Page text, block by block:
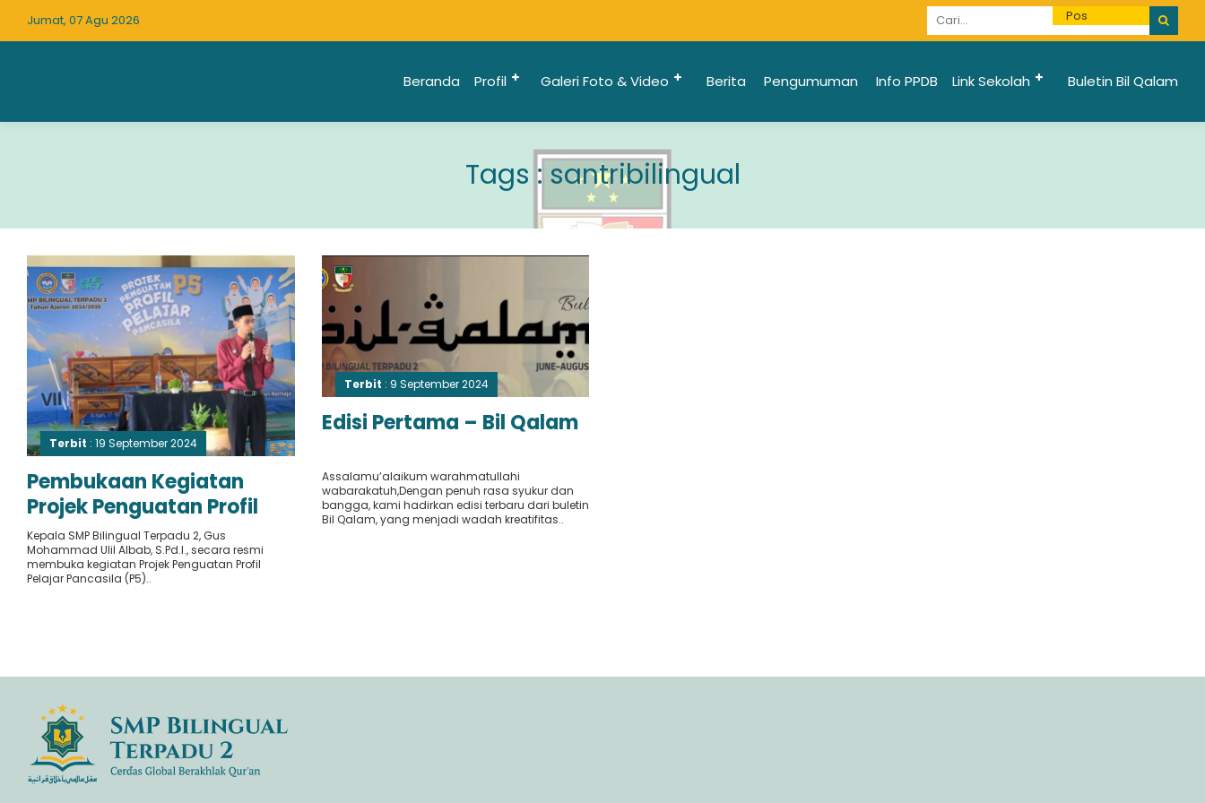
Jumat, 07 Agu 2026 Informasi Penerimaan Santri Baru 2025/2026
Beranda Profil Galeri Foto & Video Berita Pengumuman Info PPDB Link Sekolah Buletin Bil Qalam
Tags : santribilingual
Terbit : 19 September 2024
Pembukaan Kegiatan
Projek Penguatan Profil
Pelajar Pancasila (P5) di
SMP Bilingual Terpadu 2
Kepala SMP Bilingual Terpadu 2, Gus
Mohammad Ulil Albab, S.Pd.I., secara resmi
membuka kegiatan Projek Penguatan Profil
Pelajar Pancasila (P5)..
Terbit : 9 September 2024
Edisi Pertama – Bil Qalam
Assalamu’alaikum warahmatullahi
wabarakatuh,Dengan penuh rasa syukur dan
bangga, kami hadirkan edisi terbaru dari buletin
Bil Qalam, yang menjadi wadah kreatifitas..